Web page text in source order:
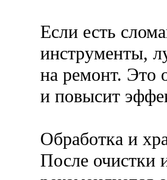
Если есть
инструменты,
на ремонт. Это
и повысит
Обработка и
После очистки